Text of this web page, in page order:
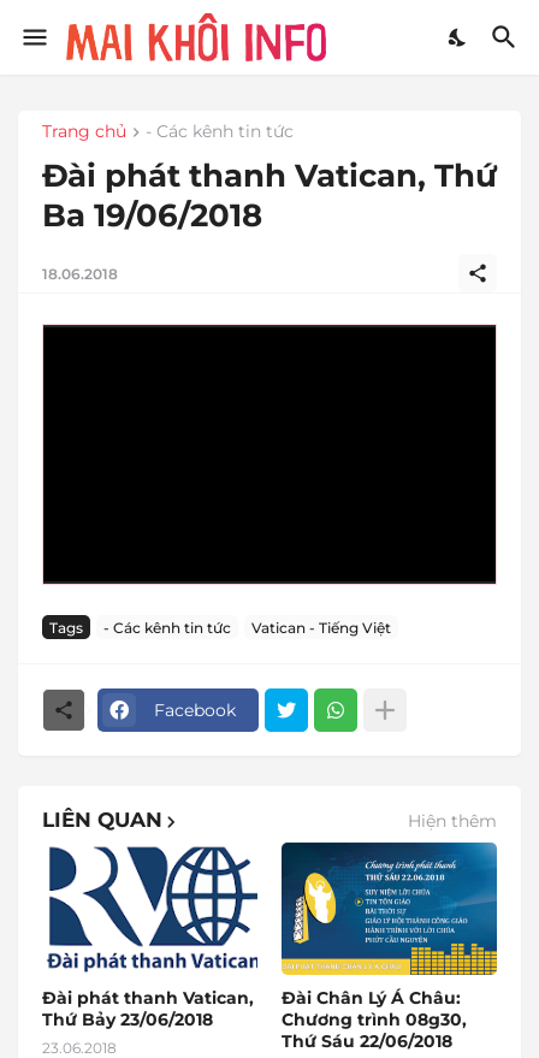
Trang chủ - Các kênh tin tức
Đài phát thanh Vatican, Thứ
Ba 19/06/2018
18.06.2018
Tags - Các kênh tin tức Vatican - Tiếng Việt
Facebook
LIÊN QUAN Hiện thêm
Đài phát thanh Vatican,
Thứ Bảy 23/06/2018
23.06.2018
Đài Chân Lý Á Châu:
Chương trình 08g30,
Thứ Sáu 22/06/2018